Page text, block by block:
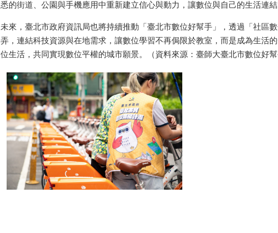
悉的街道、公園與手機應用中重新建立信心與動力，讓數位與自己的生活連
未來，臺北市政府資訊局也將持續推動「臺北市數位好幫手」，透過「社區
弄，連結科技資源與在地需求，讓數位學習不再侷限於教室，而是成為生活
位生活，共同實現數位平權的城市願景。（資料來源：臺師大臺北市數位好